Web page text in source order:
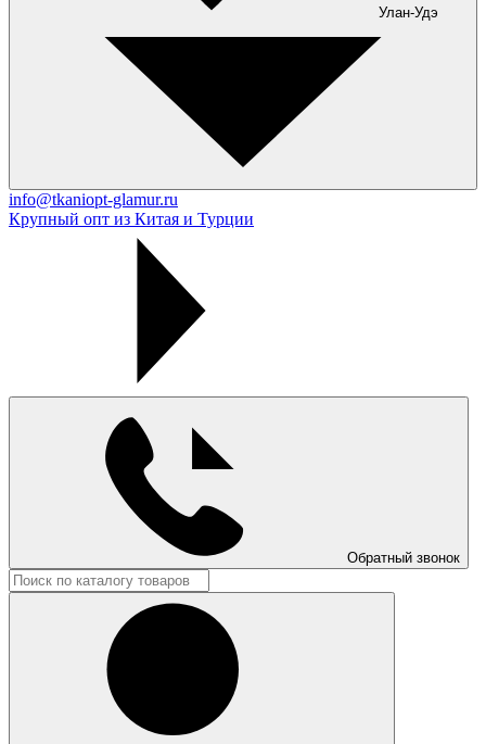
Улан-Удэ
info@tkaniopt-glamur.ru
Крупный опт из Китая и Турции
Обратный звонок